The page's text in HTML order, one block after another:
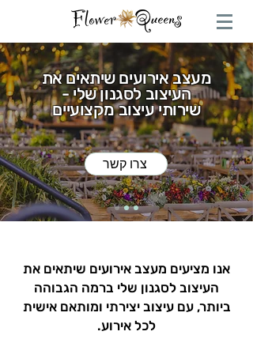
מעצב אירועים שיתאים את
העיצוב לסגנון שלי -
שירותי עיצוב מקצועיים
צרו קשר
אנו מציעים מעצב אירועים שיתאים את
העיצוב לסגנון שלי ברמה הגבוהה
ביותר, עם עיצוב יצירתי ומותאם אישית
לכל אירוע.